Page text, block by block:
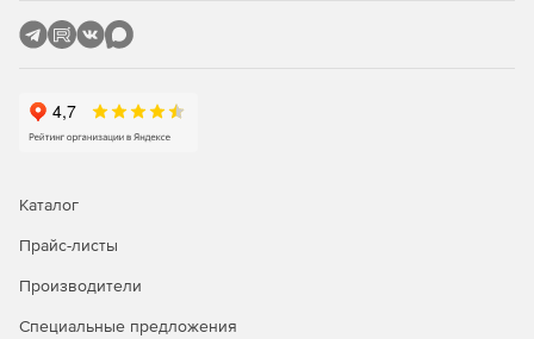
Каталог
Прайс-листы
Производители
Специальные предложения